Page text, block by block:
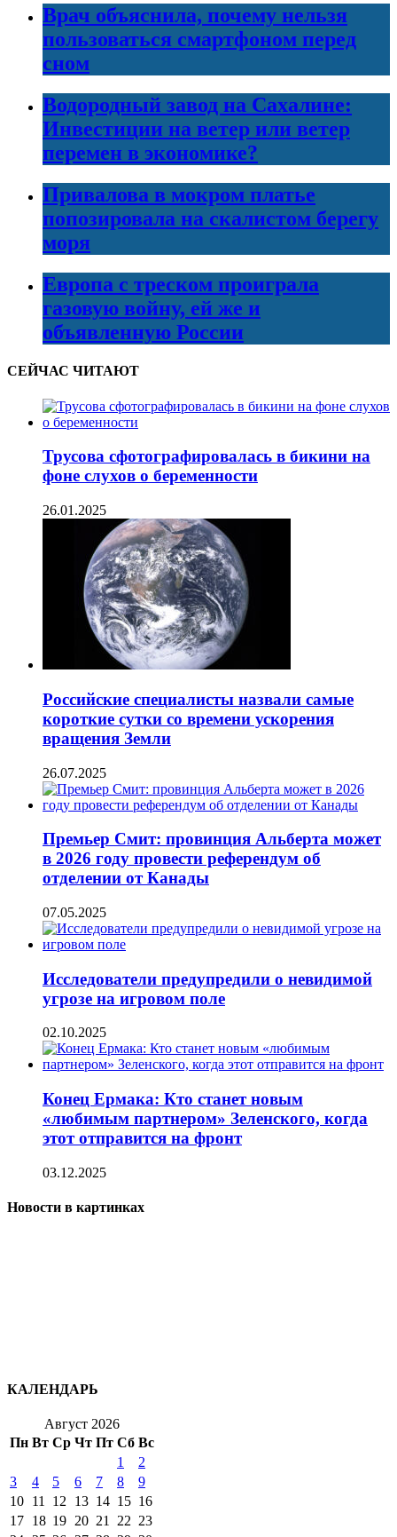
Врач объяснила, почему нельзя
пользоваться смартфоном перед
сном
Водородный завод на Сахалине:
Инвестиции на ветер или ветер
перемен в экономике?
Привалова в мокром платье
попозировала на скалистом берегу
моря
Европа с треском проиграла
газовую войну, ей же и
объявленную России
СЕЙЧАС ЧИТАЮТ
Трусова сфотографировалась в бикини на
фоне слухов о беременности
26.01.2025
Российские специалисты назвали самые
короткие сутки со времени ускорения
вращения Земли
26.07.2025
Премьер Смит: провинция Альберта может
в 2026 году провести референдум об
отделении от Канады
07.05.2025
Исследователи предупредили о невидимой
угрозе на игровом поле
02.10.2025
Конец Ермака: Кто станет новым
«любимым партнером» Зеленского, когда
этот отправится на фронт
03.12.2025
Новости в картинках
КАЛЕНДАРЬ
Август 2026
Пн Вт Ср Чт Пт Сб Вс
1
2
3
4 5 6 7 8
9
10 11 12 13 14 15 16
17 18 19 20 21 22 23